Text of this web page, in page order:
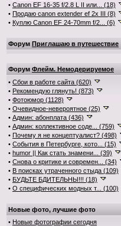
• Canon EF 16-35 f/2.8 L II или... (18)
• Продаю canon extender ef 2x III (8)
• Куплю Canon EF 24-70mm f/2... (6)
Форум Приглашаю в путешествие
Форум Флейм. Немодерируемое
• Сбои в работе сайта (620)
• Рекомендую глянуть! (873)
• Фотоюмор (1128)
• Очевидное-невероятное (25)
• Админ: абонплата (436)
• Админ: коллективное соде... (759)
• Почему я не концептуалист? (498)
• События в Петербурге, кото... (15)
• humor || Как стать знамени... (39)
• Снова о критике и современ... (34)
• В поисках утраченного стыда (109)
• БУДЬТЕ БДИТЕЛЬНЫ!!! (18)
• О специфических модных т... (100)
Новые фото, лучшие фото
• Новые фотографии сегодня